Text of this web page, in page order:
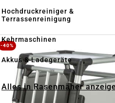
Hochdruckreiniger &
Terrassenreinigung
Kehrmaschinen
Akkus & Ladegeräte
Alles in Rasenmäher
-40%